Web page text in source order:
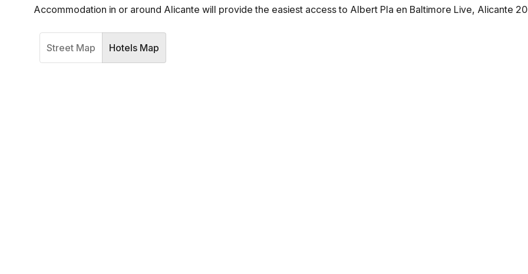
Accommodation in or around Alicante will provide the easiest access to Albert Pla en Baltimore Live, Alicante
Street Map Hotels Map